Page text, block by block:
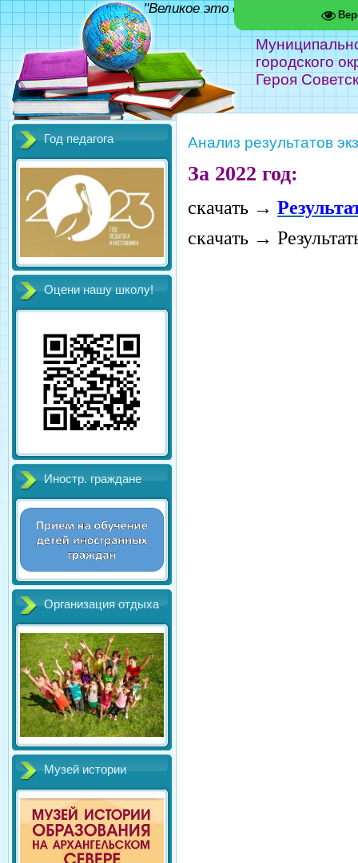
городского
Героя
"Великое это дело - школа!"
Год педагога
Оцени нашу школу!
Иностр. граждане
Организация отдыха
Музей истории
Анализ результатов
За 2022 год:
скачать →
скачать →